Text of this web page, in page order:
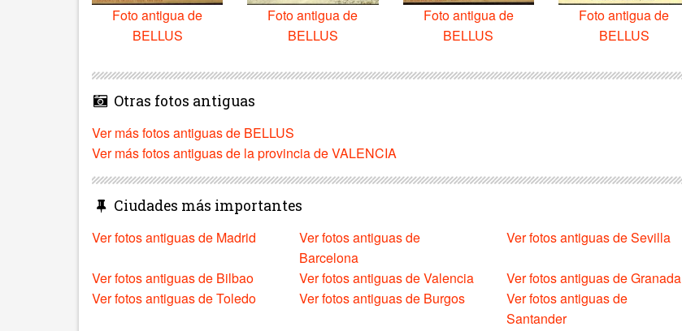
Foto antigua de
BELLUS
Foto antigua de
BELLUS
Foto antigua de
BELLUS
Foto antigua de
BELLUS
Otras fotos antiguas
Ver más fotos antiguas de BELLUS
Ver más fotos antiguas de la provincia de VALENCIA
Ciudades más importantes
Ver fotos antiguas de Madrid
Ver fotos antiguas de
Barcelona
Ver fotos antiguas de Sevilla
Ver fotos antiguas de Bilbao Ver fotos antiguas de Valencia
Ver fotos antiguas de Granada
Ver fotos antiguas de Toledo
Ver fotos antiguas de Burgos
Ver fotos antiguas de
Santander